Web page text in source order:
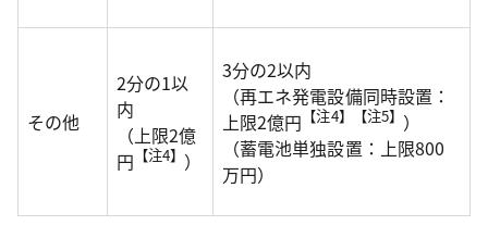
その他
2分の1以
内
（上限2億
円 【注4】 ）
3分の2以内
（再エネ発電設備同時設置：
上限2億円 【注4】【注5】 ）
（蓄電池単独設置：上限800
万円）